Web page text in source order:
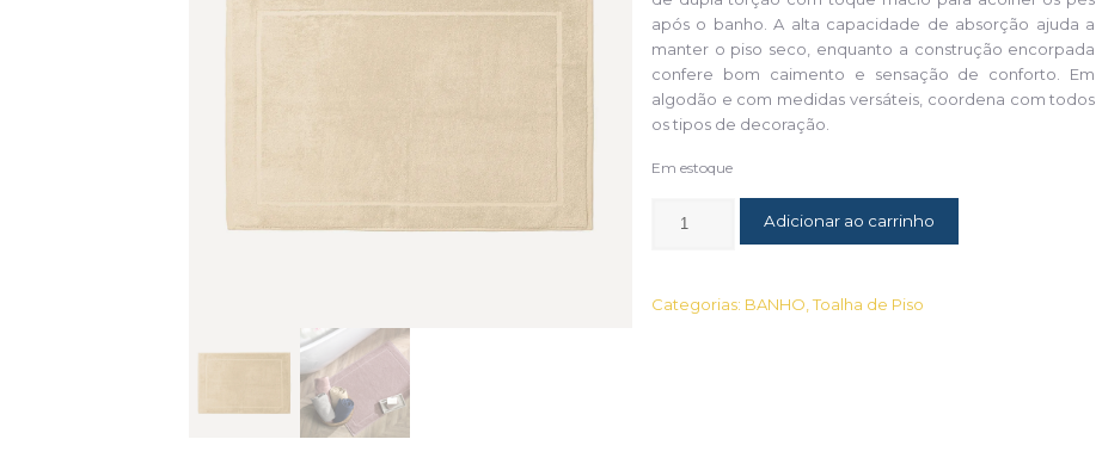
após o banho. A alta capacidade de absorção ajuda a
manter o piso seco, enquanto a construção encorpada
confere bom caimento e sensação de conforto. Em
algodão e com medidas versáteis, coordena com todos
os tipos de decoração.
Em estoque
Adicionar ao carrinho
Categorias: BANHO ,Toalha de Piso